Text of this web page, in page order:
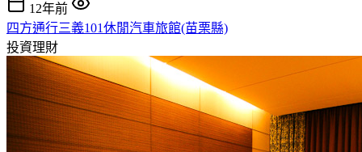
12年前
四方通行三義101休閒汽車旅館(苗栗縣)
投資理財